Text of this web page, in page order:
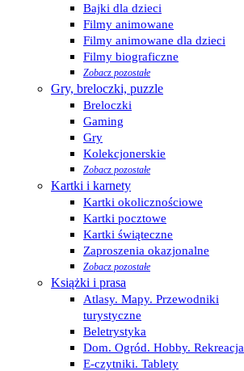
Bajki dla dzieci
Filmy animowane
Filmy animowane dla dzieci
Filmy biograficzne
Zobacz pozostałe
Gry, breloczki, puzzle
Breloczki
Gaming
Gry
Kolekcjonerskie
Zobacz pozostałe
Kartki i karnety
Kartki okolicznościowe
Kartki pocztowe
Kartki świąteczne
Zaproszenia okazjonalne
Zobacz pozostałe
Książki i prasa
Atlasy. Mapy. Przewodniki
turystyczne
Beletrystyka
Dom. Ogród. Hobby. Rekreacja
E-czytniki. Tablety